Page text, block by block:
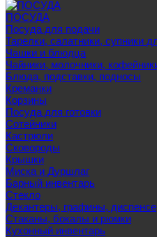
ПОСУДА
Посуда для подачи
Тарелки, салатники, супники
Чашки и блюдца
Чайники, молочники,
Блюда, подставки, подносы
Креманки
Корзины
Посуда для готовки
Сотейники
Кастрюли
Сковороды
Крышки
Миска и Дуршлаг
Барный инвентарь
Стекло
Декантеры, графины,
Стаканы, бокалы и рюмки
Кухонный инвентарь